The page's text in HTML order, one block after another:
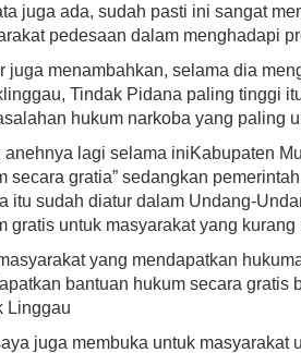
m
juga ada, sudah pasti ini sangat
pedesaan dalam menghadapi
juga menambahkan, selama dia
Tindak Pidana paling tinggi
hukum narkoba yang paling
anehnya lagi selama iniKabupaten
secara gratia” sedangkan
itu sudah diatur dalam Undang-
gratis untuk masyarakat yang
yang mendapatkan
bantuan hukum secara
Linggau
juga membuka untuk masyarakat